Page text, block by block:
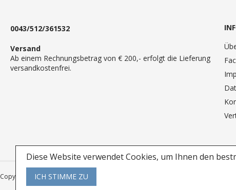
Diese Website verwendet Cookies, um Ihnen den
ICH STIMME ZU
0043/512/361532
Versand
Ab einem Rechnungsbetrag von € 200,- erfolgt die Lieferung
versandkostenfrei.
Copyright